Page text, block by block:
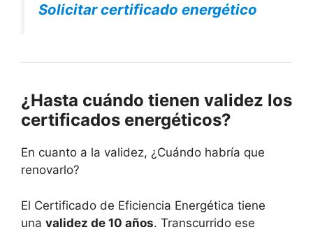
Solicitar certificado energético
¿Hasta cuándo tienen validez los
certificados energéticos?
En cuanto a la validez, ¿Cuándo habría que
renovarlo?
El Certificado de Eficiencia Energética tiene
una validez de 10 años. Transcurrido ese